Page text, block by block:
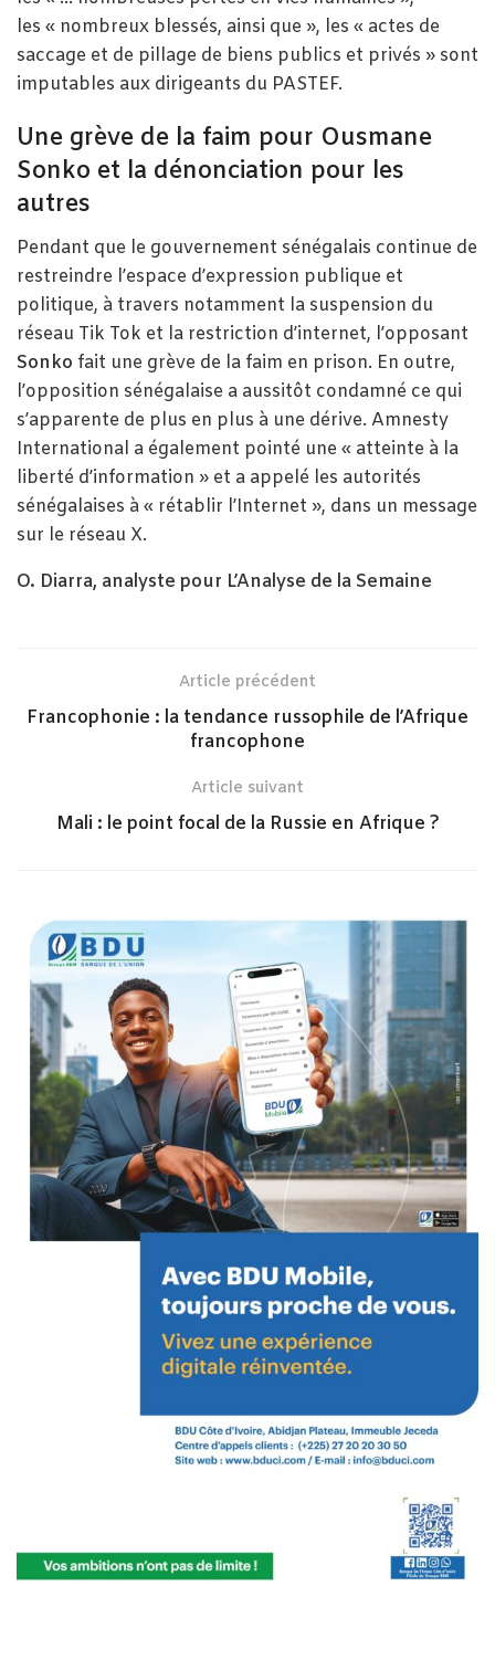
les « nombreux blessés, ainsi que », les « actes de
saccage et de pillage de biens publics et privés » sont
imputables aux dirigeants du PASTEF.
Une grève de la faim pour Ousmane
Sonko et la dénonciation pour les
autres
Pendant que le gouvernement sénégalais continue de
restreindre l’espace d’expression publique et
politique, à travers notamment la suspension du
réseau Tik Tok et la restriction d’internet, l’opposant
Sonko fait une grève de la faim en prison. En outre,
l’opposition sénégalaise a aussitôt condamné ce qui
s’apparente de plus en plus à une dérive. Amnesty
International a également pointé une « atteinte à la
liberté d’information » et a appelé les autorités
sénégalaises à « rétablir l’Internet », dans un message
sur le réseau X.
O. Diarra, analyste pour L’Analyse de la Semaine
Article précédent
Francophonie : la tendance russophile de l’Afrique
francophone
Article suivant
Mali : le point focal de la Russie en Afrique ?